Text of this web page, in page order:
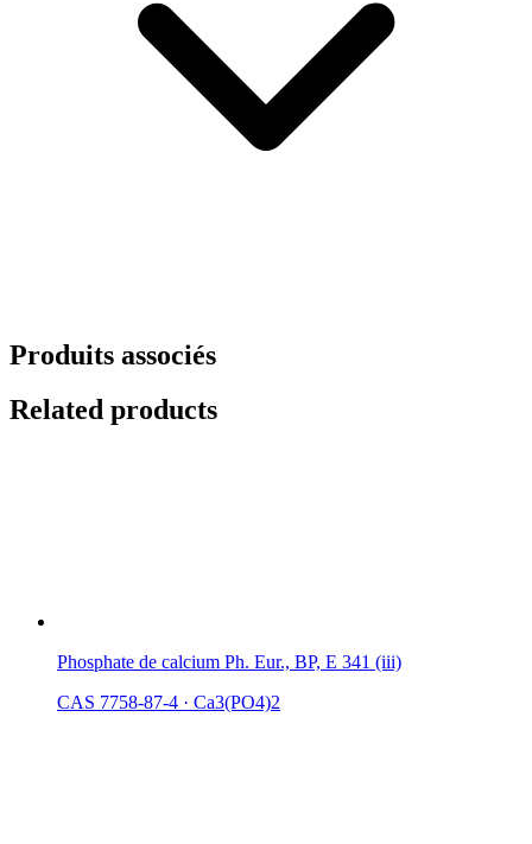
Produits associés
Related products
Phosphate de calcium Ph. Eur., BP, E 341 (iii)
CAS 7758-87-4 · Ca3(PO4)2